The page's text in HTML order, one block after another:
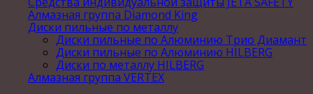
Алмазная группа Diamond King
Диски пильные по металлу
Диски пильные по Алюминию Трио Диамант
Диски пильные по Алюминию HILBERG
Диски по металлу HILBERG
Алмазная группа VERTEX